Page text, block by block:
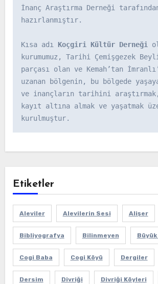
İnanç Araştırma Derneği
hazırlanmıştır.
Kısa adı Koçgiri Kültür Derneği
kurumumuz, Tarihi Çemişgezek
parçası olan ve Kemah’tan
uzanan bölgenin, bu bölgede
ve inançların tarihini araştırmak,
kayıt altına almak ve yaşatmak
kurulmuştur.
Etiketler
Aleviler Alevilerin Sesi Alişer
Bibliyografya Bilinmeyen
Cogi Baba Cogi Köyü Dergiler
Dersim Divriği Divriği Köyleri